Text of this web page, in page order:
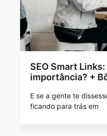
SEO Smart
importância? +
E se a gente te
ficando para trás em